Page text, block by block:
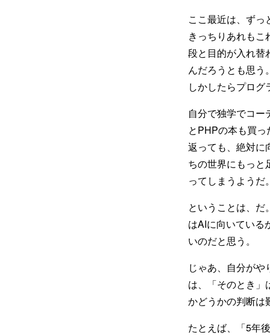
ここ最近は、ず
きっちりあれも
段と目的が入れ替
んだろうとも思う
しかしたらプロ
自分で独学でコ
とPHPの本も買
返っても、絶対に
ちの世界にもっと
ってしまうようだ
ということは、
はAIに向いている
いのだと思う。
じゃあ、自分が
は、「そのとき」
かどうかの判断は
たとえば、「5年